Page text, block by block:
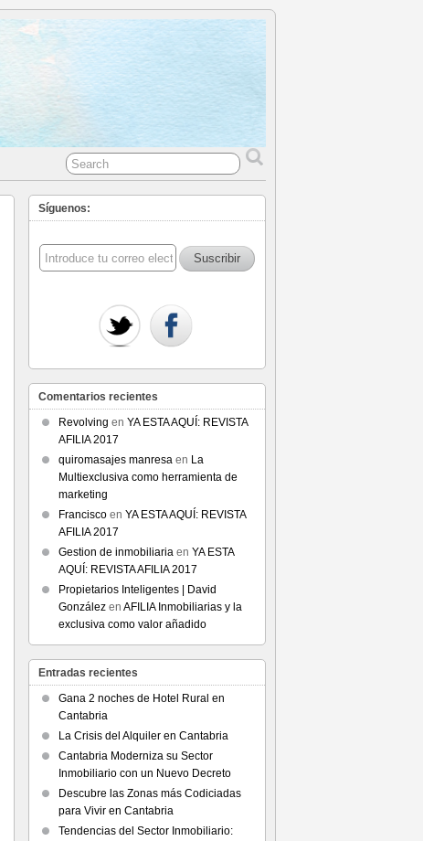
Síguenos:
Comentarios recientes
Revolving en YA ESTA AQUÍ: REVISTA
AFILIA 2017
quiromasajes manresa en La
Multiexclusiva como herramienta de
marketing
Francisco en YA ESTA AQUÍ: REVISTA
AFILIA 2017
Gestion de inmobiliaria en YA ESTA
AQUÍ: REVISTA AFILIA 2017
Propietarios Inteligentes | David
González en AFILIA Inmobiliarias y la
exclusiva como valor añadido
Entradas recientes
Gana 2 noches de Hotel Rural en
Cantabria
La Crisis del Alquiler en Cantabria
Cantabria Moderniza su Sector
Inmobiliario con un Nuevo Decreto
Descubre las Zonas más Codiciadas
para Vivir en Cantabria
Tendencias del Sector Inmobiliario: